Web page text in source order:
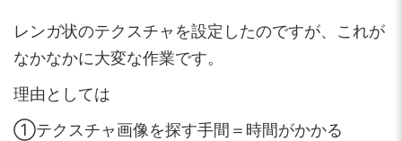
レンガ状のテクスチャを設定したのですが、これが
なかなかに大変な作業です。
理由としては
①テクスチャ画像を探す手間＝時間がかかる